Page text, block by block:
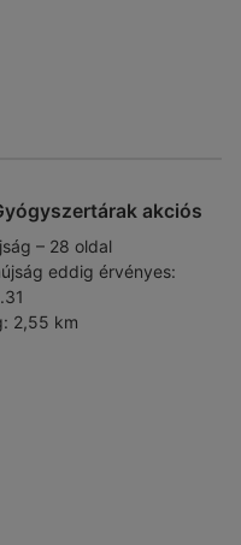
akciós
– 28 oldal
eddig érvényes:
2,55 km